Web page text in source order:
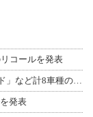
コールを発表
【ハーレー】「スポーツスターS」「ロードグライド」など計8車種のリコールを発表
発表